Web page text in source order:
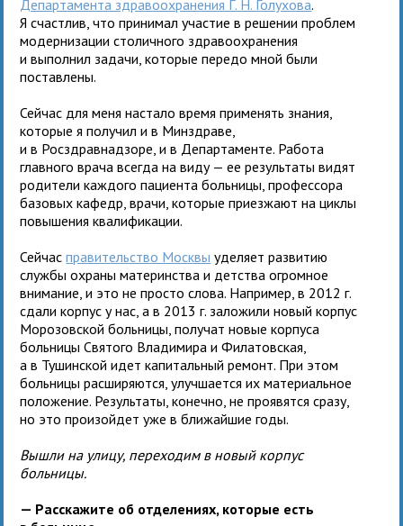
Департамента здравоохранения Г. Н. Голухова.
Я счастлив, что принимал участие в решении проблем
модернизации столичного здравоохранения
и выполнил задачи, которые передо мной были
поставлены.
Сейчас для меня настало время применять знания,
которые я получил и в Минздраве,
и в Росздравнадзоре, и в Департаменте. Работа
главного врача всегда на виду — ее результаты видят
родители каждого пациента больницы, профессора
базовых кафедр, врачи, которые приезжают на циклы
повышения квалификации.
Сейчасправительство Москвы уделяет развитию
службы охраны материнства и детства огромное
внимание, и это не просто слова. Например, в 2012 г.
сдали корпус у нас, а в 2013 г. заложили новый корпус
Морозовской больницы, получат новые корпуса
больницы Святого Владимира и Филатовская,
а в Тушинской идет капитальный ремонт. При этом
больницы расширяются, улучшается их материальное
положение. Результаты, конечно, не проявятся сразу,
но это произойдет уже в ближайшие годы.
Вышли на улицу, переходим в новый корпус
больницы.
— Расскажите об отделениях, которые есть